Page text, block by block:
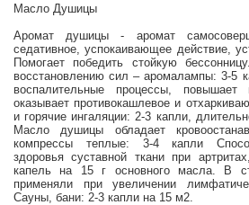
Масло Душицы
Аромат душицы - аромат
седативное, успокаивающее действие,
Помогает победить стойкую
восстановлению сил – аромалампы: 3-5
воспалительные процессы, повышает
оказывает противокашлевое и
и горячие ингаляции: 2-3 капли,
Масло душицы обладает
компрессы теплые: 3-4 капли
здоровья суставной ткани при
капель на 15 г основного масла. В
применяли при увеличении
Cауны, бани: 2-3 капли на 15 м2.